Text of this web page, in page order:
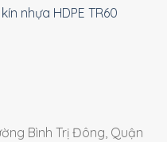
nhựa HDPE TR60
Bình Trị Đông, Quận